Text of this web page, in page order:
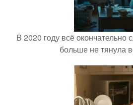
В 2020 году всё окончательно
больше не тянула